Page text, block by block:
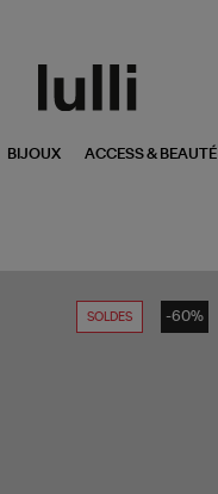
BIJOUX ACCESS & BEAUTÉ
SOLDES -60%